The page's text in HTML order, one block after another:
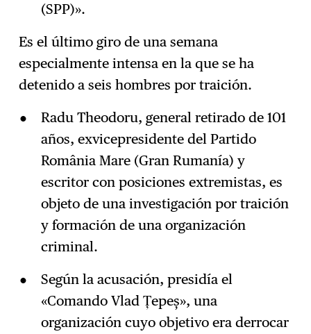
(SPP)».
Es el último giro de una semana
especialmente intensa en la que se ha
detenido a seis hombres por traición.
Radu Theodoru, general retirado de 101
años, exvicepresidente del Partido
România Mare (Gran Rumanía) y
escritor con posiciones extremistas, es
objeto de una investigación por traición
y formación de una organización
criminal.
Según la acusación, presidía el
«Comando Vlad Țepeș», una
organización cuyo objetivo era derrocar